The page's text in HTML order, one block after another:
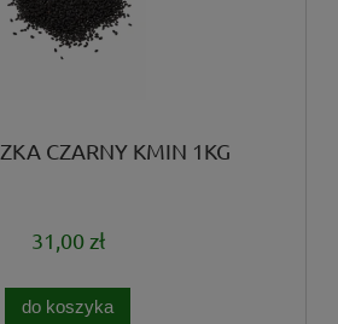
CZARNY KMIN 1KG
31,00 zł
do koszyka